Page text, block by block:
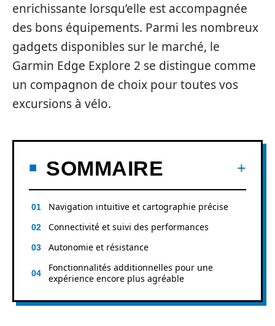
enrichissante lorsqu’elle est accompagnée
des bons équipements. Parmi les nombreux
gadgets disponibles sur le marché, le
Garmin Edge Explore 2 se distingue comme
un compagnon de choix pour toutes vos
excursions à vélo.
SOMMAIRE
Navigation intuitive et cartographie précise
Connectivité et suivi des performances
Autonomie et résistance
Fonctionnalités additionnelles pour une
expérience encore plus agréable